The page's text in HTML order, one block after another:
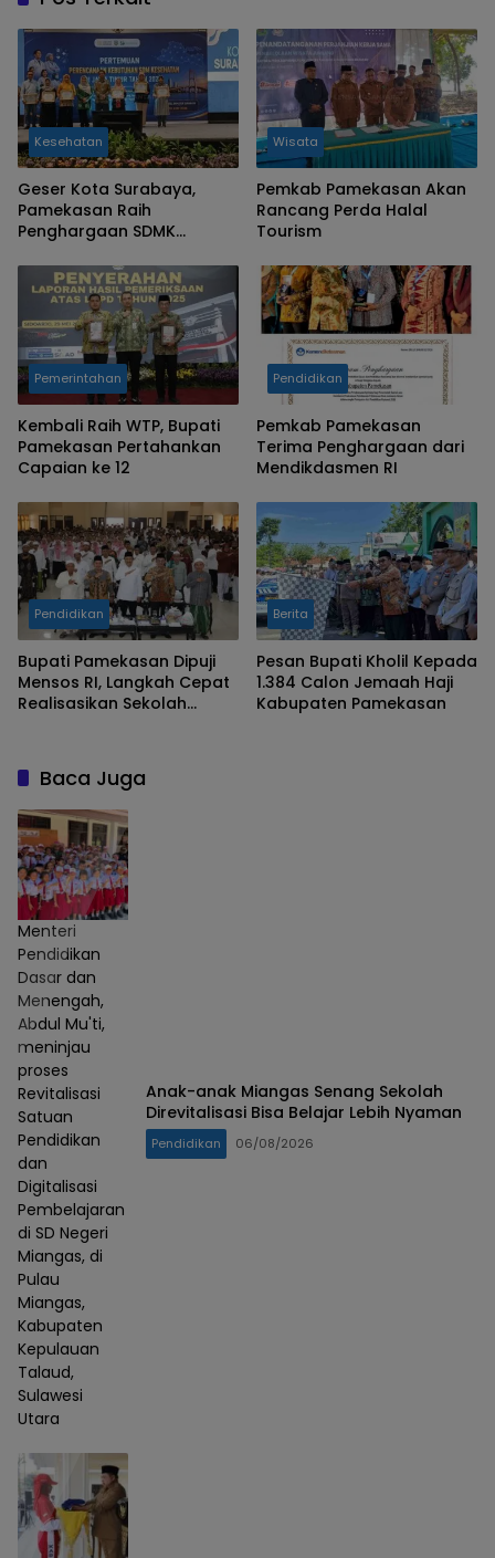
Kesehatan
Geser Kota Surabaya,
Pamekasan Raih
Penghargaan SDMK
Wisata
Pemkab Pamekasan Akan
Rancang Perda Halal
Tourism
Pemerintahan
Kembali Raih WTP, Bupati
Pamekasan Pertahankan
Capaian ke 12
Pendidikan
Pemkab Pamekasan
Terima Penghargaan dari
Mendikdasmen RI
Pendidikan
Bupati Pamekasan Dipuji
Mensos RI, Langkah Cepat
Realisasikan Sekolah
Berita
Pesan Bupati Kholil Kepada
1.384 Calon Jemaah Haji
Kabupaten Pamekasan
Baca Juga
Menteri
Pendidikan
Dasar dan
Menengah,
Abdul Mu'ti,
meninjau
proses
Revitalisasi
Satuan
Pendidikan
dan
Digitalisasi
Pembelajaran
di SD Negeri
Miangas, di
Pulau
Miangas,
Kabupaten
Kepulauan
Talaud,
Sulawesi
Utara
Anak-anak Miangas Senang Sekolah
Direvitalisasi Bisa Belajar Lebih Nyaman
Pendidikan 06/08/2026